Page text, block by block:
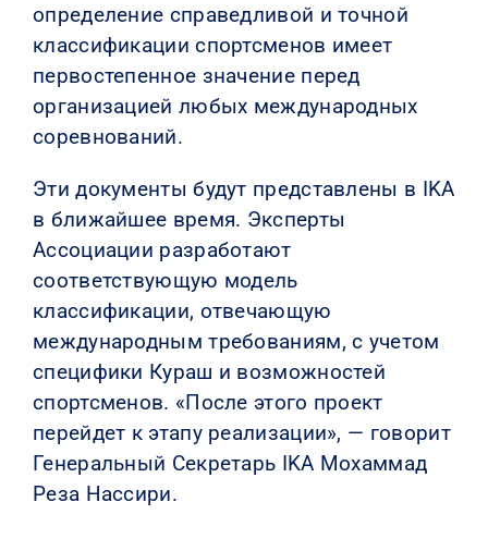
определение справедливой и точной
классификации спортсменов имеет
первостепенное значение перед
организацией любых международных
соревнований.
Эти документы будут представлены в IKA
в ближайшее время. Эксперты
Ассоциации разработают
соответствующую модель
классификации, отвечающую
международным требованиям, с учетом
специфики Кураш и возможностей
спортсменов. «После этого проект
перейдет к этапу реализации», — говорит
Генеральный Секретарь IKA Мохаммад
Реза Нассири.